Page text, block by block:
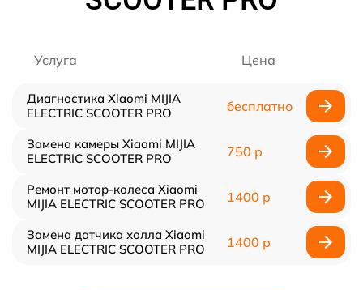
Услуга Цена
Диагностика Xiaomi MIJIA
ELECTRIC SCOOTER PRO
бесплатно
Замена камеры Xiaomi MIJIA
ELECTRIC SCOOTER PRO
750 р
Ремонт мотор-колеса Xiaomi
MIJIA ELECTRIC SCOOTER PRO
1400 р
Замена датчика холла Xiaomi
MIJIA ELECTRIC SCOOTER PRO
1400 р